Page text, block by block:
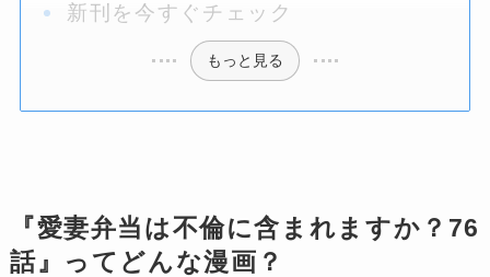
新刊を今すぐチェック
もっと見る
『愛妻弁当は不倫に含まれますか？76
話』ってどんな漫画？